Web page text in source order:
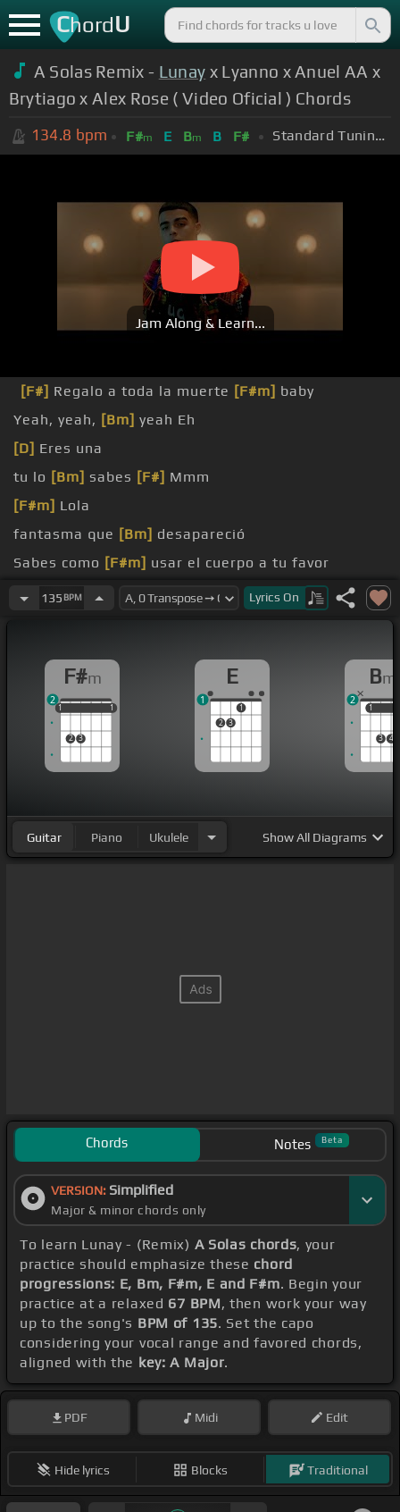
ChordU
A Solas Remix - Lunay x Lyanno x Anuel AA x
Brytiago x Alex Rose ( Video Oficial ) Chords
134.8 bpm F#m E Bm B F# Standard Tuning (EADGBE)
Jam Along & Learn...
[F#] Regalo a toda la muerte [F#m] baby
Yeah, yeah, [Bm] yeah Eh
[D] Eres una
tu lo [Bm] sabes [F#] Mmm
[F#m] Lola
fantasma que [Bm] desapareció
Sabes como [F#m] usar el cuerpo a tu favor
Entra como hay una
o si cojo
135 BPM Lyrics On
F#m
1
2 3
1
1 1
2
E
2 3
1
1
Bm
1
3 4
1
2
Guitar Piano Ukulele ShowAll Diagrams
Chords Notes Beta
VERSION: Simplified
Major & minor chords only
To learn Lunay - (Remix) A Solas chords, your
practice should emphasize these chord
progressions: E, Bm, F#m, E and F#m. Begin your
practice at a relaxed 67 BPM, then work your way
up to the song's BPM of 135. Set the capo
considering your vocal range and favored chords,
aligned with the key: A Major.
PDF Midi Edit
Hide lyrics Blocks Traditional